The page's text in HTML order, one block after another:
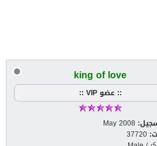
king of love
:: عضو VIP ::
May 2008
37720